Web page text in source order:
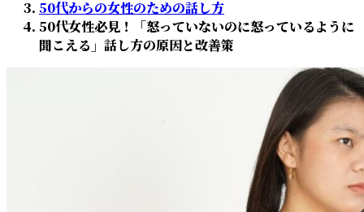
時
:
50代からの女性のための話し方
50代女性必見！「怒っていないのに怒っているように
聞こえる」話し方の原因と改善策